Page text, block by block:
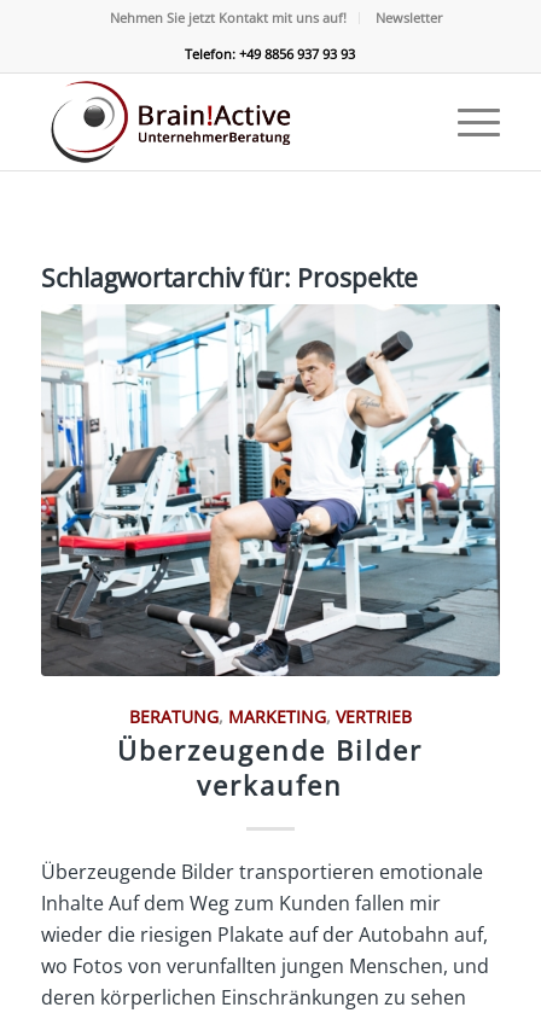
Nehmen Sie jetzt Kontakt mit uns auf!
Newsletter
Telefon: +49 8856 937 93 93
Schlagwortarchiv für: Prospekte
BERATUNG, MARKETING, VERTRIEB
Überzeugende Bilder
verkaufen
Überzeugende Bilder transportieren emotionale
Inhalte Auf dem Weg zum Kunden fallen mir
wieder die riesigen Plakate auf der Autobahn auf,
wo Fotos von verunfallten jungen Menschen, und
deren körperlichen Einschränkungen zu sehen